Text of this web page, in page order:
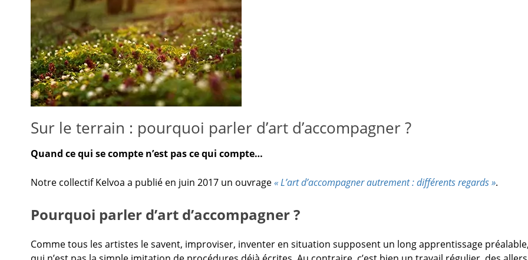
Sur le terrain : pourquoi parler d’art d’accompagner ?
Quand ce qui se compte n’est pas ce qui compte…
Notre collectif Kelvoa a publié en juin 2017 un ouvrage« L’art d’accompagner autrement : différents regards ».
Pourquoi parler d’art d’accompagner ?
Comme tous les artistes le savent, improviser, inventer en situation supposent un long apprentissage